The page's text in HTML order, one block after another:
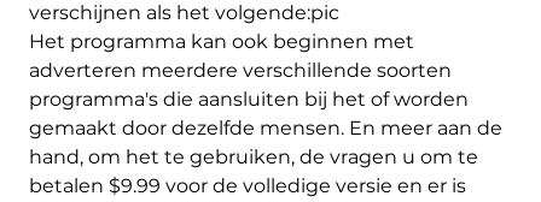
verschijnen als het volgende:pic
Het programma kan ook beginnen met
adverteren meerdere verschillende soorten
programma's die aansluiten bij het of worden
gemaakt door dezelfde mensen. En meer aan de
hand, om het te gebruiken, de vragen u om te
betalen $9.99 voor de volledige versie en er is